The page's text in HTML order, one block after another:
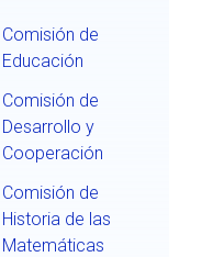
Comisión de
Educación
Comisión de
Desarrollo y
Cooperación
Comisión de
Historia de las
Matemáticas